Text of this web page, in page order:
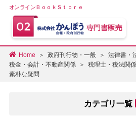
オンラインＢｏｏｋＳｔｏｒｅ
Home 政府刊行物・一般
法律書・
税金・会計・不動産関係
税理士・税法関係
素朴な疑問
カテゴリ一覧